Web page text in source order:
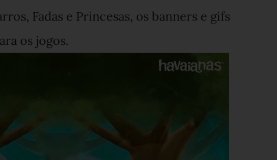
Fadas e Princesas, os banners e gifs
os jogos.